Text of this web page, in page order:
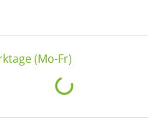
(Mo-Fr)
Loading...